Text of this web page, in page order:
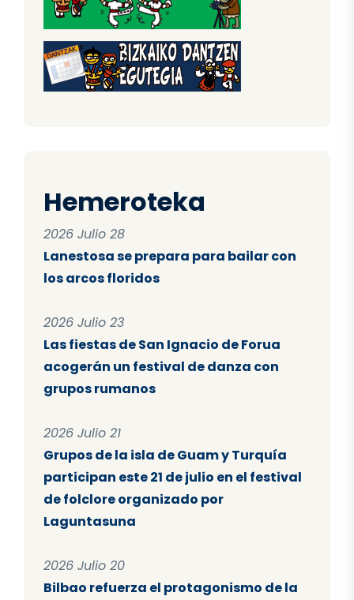
Hemeroteka
2026 Julio 28
Lanestosa se prepara para bailar con
los arcos floridos
2026 Julio 23
Las fiestas de San Ignacio de Forua
acogerán un festival de danza con
grupos rumanos
2026 Julio 21
Grupos de la isla de Guam y Turquía
participan este 21 de julio en el festival
de folclore organizado por
Laguntasuna
2026 Julio 20
Bilbao refuerza el protagonismo de la